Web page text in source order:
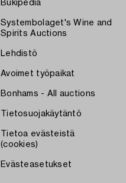
Bukipedia
Systembolaget's Wine and
Spirits Auctions
Lehdistö
Avoimet työpaikat
Bonhams - All auctions
Tietosuojakäytäntö
Tietoa evästeistä
(cookies)
Evästeasetukset